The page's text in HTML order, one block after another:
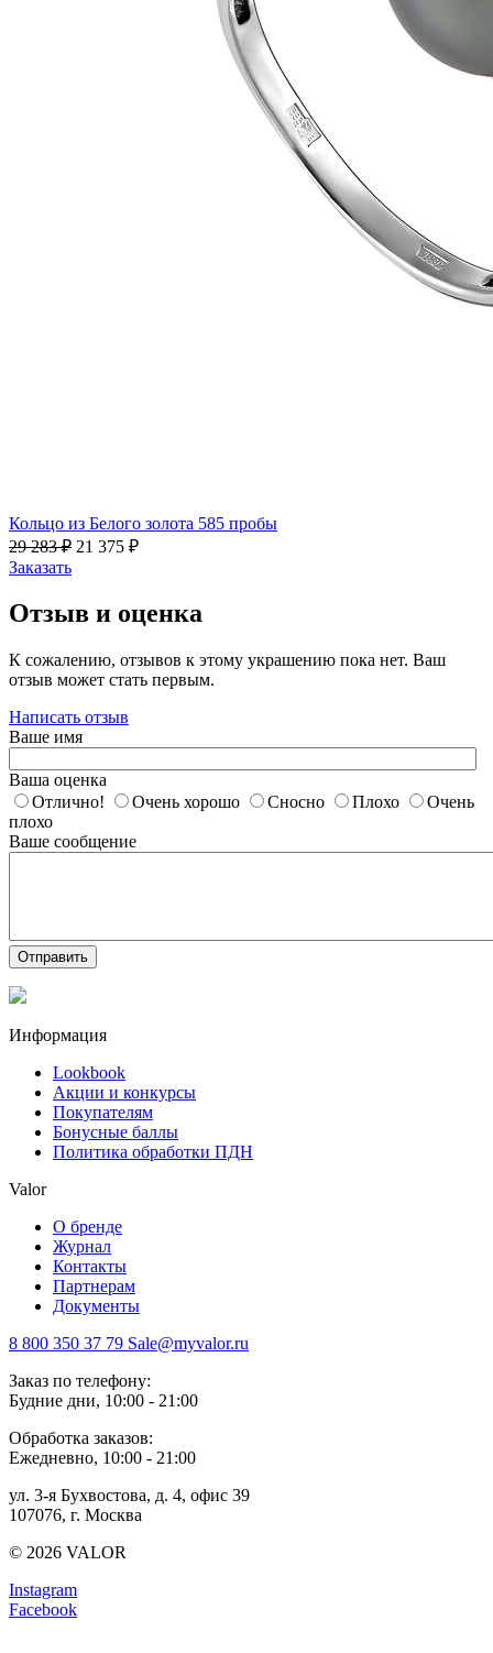
Кольцо из Белого золота 585 пробы
29 283 ₽ 21 375 ₽
Заказать
Отзыв и оценка
К сожалению, отзывов к этому украшению пока нет. Ваш
отзыв может стать первым.
Написать отзыв
Ваше имя
Ваша оценка
Отлично!
Очень хорошо Сносно Плохо
Очень
плохо
Ваше сообщение
Отправить
Информация
Lookbook
Акции и конкурсы
Покупателям
Бонусные баллы
Политика обработки ПДН
Valor
О бренде
Журнал
Контакты
Партнерам
Документы
8 800 350 37 79 Sale@myvalor.ru
Заказ по телефону:
Будние дни, 10:00 - 21:00
Обработка заказов:
Ежедневно, 10:00 - 21:00
ул. 3-я Бухвостова, д. 4, офис 39
107076, г. Москва
© 2026 VALOR
Instagram
Facebook